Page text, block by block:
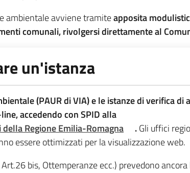
ambientale avviene tramiteapposita
comunali, rivolgersi direttamente al
un'istanza
(PAUR di VIA) e le istanze di verifica
accedendo con SPID alla
Regione Emilia-Romagna
.Gli uffici
essere ottimizzati per la visualizzazione web.
bis, Ottemperanze ecc.) prevedono